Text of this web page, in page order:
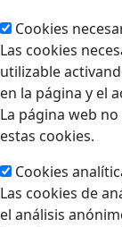
Cookies
Las cookies
utilizable
en la página y el
La página web
estas cookies.
Cookies
Las cookies de
el análisis